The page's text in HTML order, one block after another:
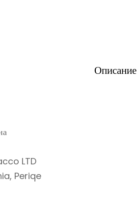
Описание
LTD
Periqe